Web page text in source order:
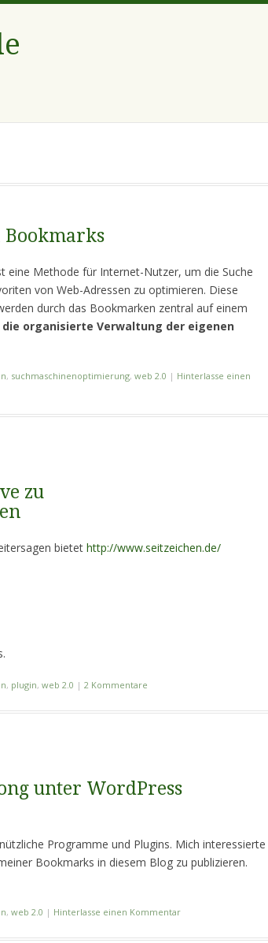
eine Methode für Internet-Nutzer, um die Suche
von Web-Adressen zu optimieren. Diese
durch das Bookmarken zentral auf einem
organisierte Verwaltung der eigenen
, suchmaschinenoptimierung, web 2.0 | Hinterlasse einen
zu
bietet http://www.seitzeichen.de/
, plugin, web 2.0 | 2 Kommentare
unter WordPress
Programme und Plugins. Mich interessierte
Bookmarks in diesem Blog zu publizieren.
, web 2.0 | Hinterlasse einen Kommentar